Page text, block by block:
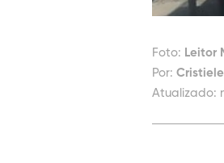
Foto: Leitor
Por:
Atualizado: